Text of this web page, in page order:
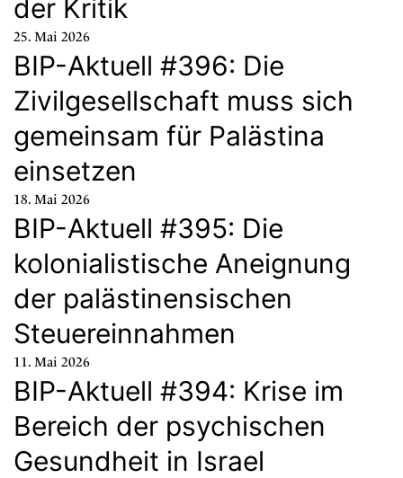
der Kritik
25. Mai 2026
BIP-Aktuell #396: Die
Zivilgesellschaft muss sich
gemeinsam für Palästina
einsetzen
18. Mai 2026
BIP-Aktuell #395: Die
kolonialistische Aneignung
der palästinensischen
Steuereinnahmen
11. Mai 2026
BIP-Aktuell #394: Krise im
Bereich der psychischen
Gesundheit in Israel